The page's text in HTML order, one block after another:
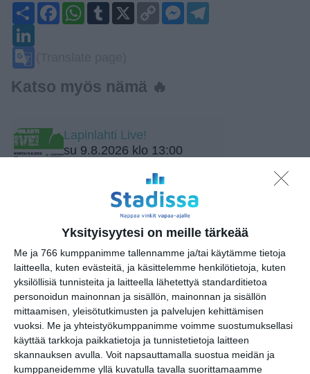
Yksityisyytesi on meille tärkeää
Me ja 766 kumppanimme tallennamme ja/tai käytämme tietoja
laitteella, kuten evästeitä, ja käsittelemme henkilötietoja, kuten
yksilöllisiä tunnisteita ja laitteella lähetettyä standarditietoa
personoidun mainonnan ja sisällön, mainonnan ja sisällön
mittaamisen, yleisötutkimusten ja palvelujen kehittämisen
vuoksi. Me ja yhteistyökumppanimme voimme suostumuksellasi
käyttää tarkkoja paikkatietoja ja tunnistetietoja laitteen
skannauksen avulla. Voit napsauttamalla suostua meidän ja
kumppaneidemme yllä kuvatulla tavalla suorittamaamme
ShareFacebook
WhatsApp
Tumblr
Copy
Link
Messenger
Katso myös nämä 🔥
Lapinlahti Live!
su 9.8.2026 klo 13:00
Sointi Jazz Ensemble: Mare
mare (Sointien Kalasatama)
su 9.8.2026 klo 15:00
Storyville Country Festival: Ninni
Poijärvi Trio
su 9.8.2026 klo 15:00
Etno-Espa 2026
ke 12.8.2026 klo 16:00